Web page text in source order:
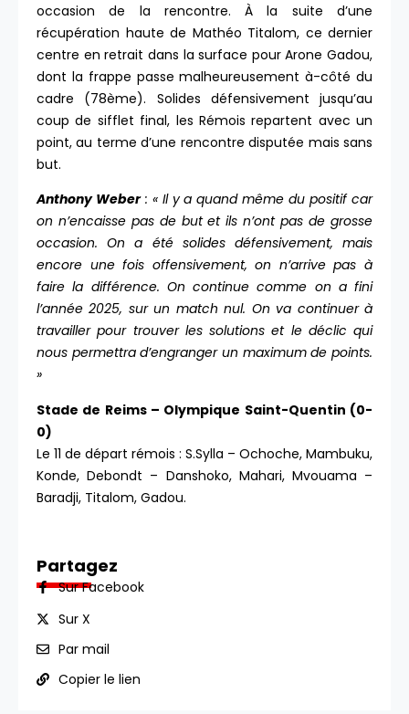
occasion de la rencontre. À la suite d’une
récupération haute de Mathéo Titalom, ce dernier
centre en retrait dans la surface pour Arone Gadou,
dont la frappe passe malheureusement à-côté du
cadre (78ème). Solides défensivement jusqu’au
coup de sifflet final, les Rémois repartent avec un
point, au terme d’une rencontre disputée mais sans
but.
Anthony Weber: « Il y a quand même du positif car
on n’encaisse pas de but et ils n’ont pas de grosse
occasion. On a été solides défensivement, mais
encore une fois offensivement, on n’arrive pas à
faire la différence. On continue comme on a fini
l’année 2025, sur un match nul. On va continuer à
travailler pour trouver les solutions et le déclic qui
nous permettra d’engranger un maximum de points.
»
Stade de Reims – Olympique Saint-Quentin (0-
0)
Le 11 de départ rémois : S.Sylla – Ochoche, Mambuku,
Konde, Debondt – Danshoko, Mahari, Mvouama –
Baradji, Titalom, Gadou.
Partagez
Sur Facebook
Sur X
Par mail
Copier le lien